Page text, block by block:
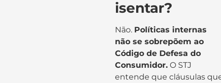
isentar?
Não. Políticas internas
não se sobrepõem ao
Código de Defesa do
Consumidor. O STJ
entende que cláusulas